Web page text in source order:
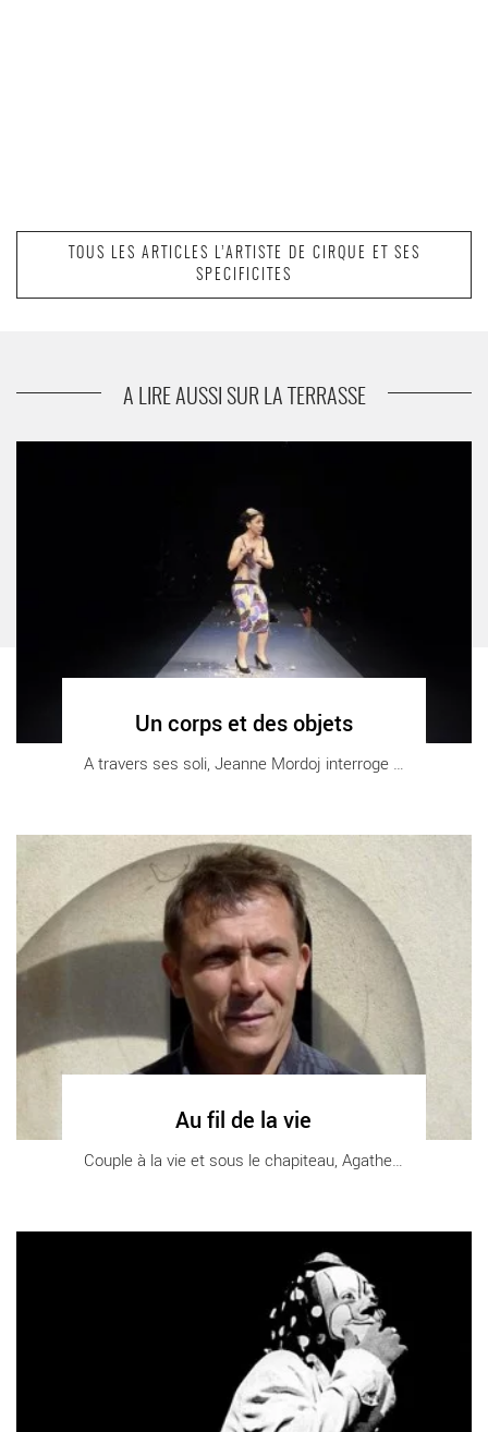
TOUS LES ARTICLES L’ARTISTE DE CIRQUE ET SES
SPECIFICITES
A LIRE AUSSI SUR LA TERRASSE
Un corps et des objets
A travers ses soli, Jeanne Mordoj interroge [...]
Au fil de la vie
Couple à la vie et sous le chapiteau, Agathe [...]
Au fil de la vie - Critique sortie